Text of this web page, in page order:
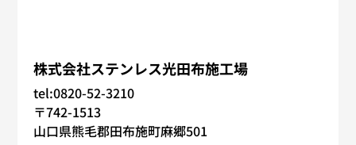
株式会社ステンレス光田布施工場
tel:0820-52-3210
〒742-1513
山口県熊毛郡田布施町麻郷501